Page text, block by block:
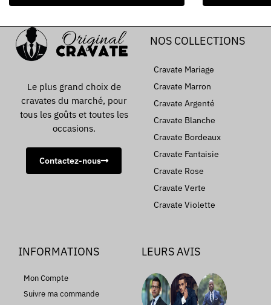
Le plus grand choix de
cravates du marché, pour
tous les goûts et toutes les
occasions.
Contactez-nous
NOS COLLECTIONS
Cravate Mariage
Cravate Marron
Cravate Argenté
Cravate Blanche
Cravate Bordeaux
Cravate Fantaisie
Cravate Rose
Cravate Verte
Cravate Violette
INFORMATIONS
Mon Compte
Suivre ma commande
LEURS AVIS